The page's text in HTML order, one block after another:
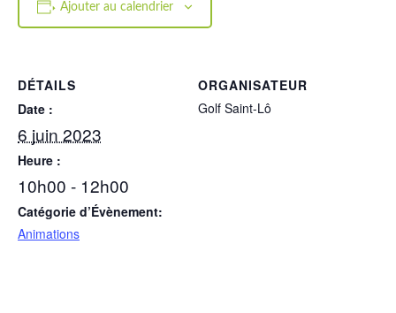
Ajouter au calendrier
DÉTAILS
Date :
6 juin 2023
Heure :
10h00 - 12h00
Catégorie d’Évènement:
Animations
ORGANISATEUR
Golf Saint-Lô